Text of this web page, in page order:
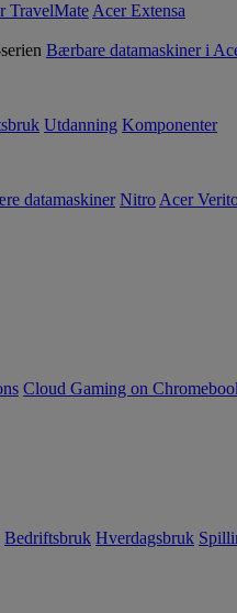
TravelMate Acer Extensa
Bærbare datamaskiner i
Utdanning Komponenter
datamaskiner Nitro Acer
Cloud Gaming on
Bedriftsbruk Hverdagsbruk